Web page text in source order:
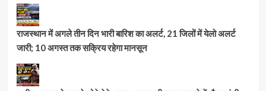
राजस्थान में अगले तीन दिन भारी बारिश का अलर्ट, 21 जिलों में येलो अलर्ट
जारी; 10 अगस्त तक सक्रिय रहेगा मानसून